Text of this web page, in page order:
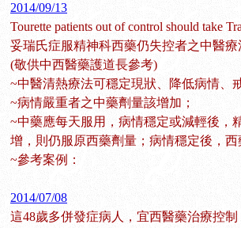
2014/09/13
Tourette patients out of control should take
妥瑞氏症服精神科西藥仍失控者之中醫療
(敬供中西醫藥護道長參考)
~中醫清熱療法可穩定現狀、降低病情、
~病情嚴重者之中藥劑量該增加；
~中藥應每天服用，病情穩定或減輕後，
增，則仍服原西藥劑量；病情穩定後，西
~參考案例：
2014/07/08
這48歲多併發症病人，宜西醫藥治療控制